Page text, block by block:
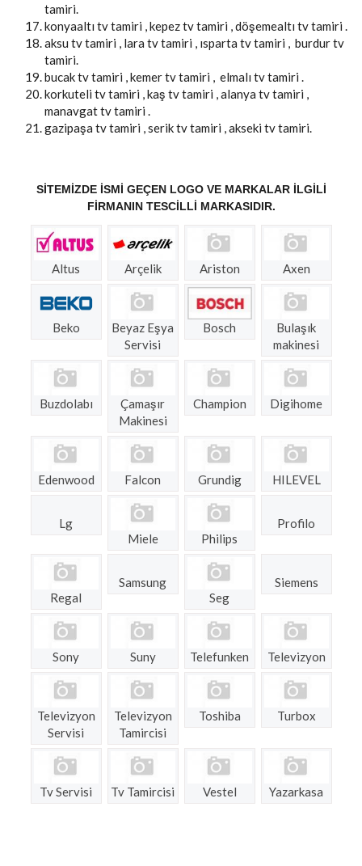
tamiri.
konyaaltı tv tamiri , kepez tv tamiri , döşemealtı tv tamiri .
aksu tv tamiri , lara tv tamiri , ısparta tv tamiri , burdur tv
tamiri.
bucak tv tamiri , kemer tv tamiri , elmalı tv tamiri .
korkuteli tv tamiri , kaş tv tamiri , alanya tv tamiri ,
manavgat tv tamiri .
gazipaşa tv tamiri , serik tv tamiri , akseki tv tamiri.
SITEMIZDE ISMI GEÇEN LOGO VE MARKALAR ILGILI
FIRMANIN TESCILLI MARKASIDIR.
Altus Arçelik Ariston Axen
Beko
Beyaz Eşya
Servisi
Bosch
Bulaşık
makinesi
Buzdolabı
Çamaşır
Makinesi
Champion Digihome
Edenwood Falcon Grundig HILEVEL
Lg
Miele
Philips
Profilo
Regal
Samsung
Seg
Siemens
Sony Suny Telefunken Televizyon
Televizyon
Servisi
Televizyon
Tamircisi
Toshiba Turbox
Tv Servisi Tv Tamircisi Vestel Yazarkasa